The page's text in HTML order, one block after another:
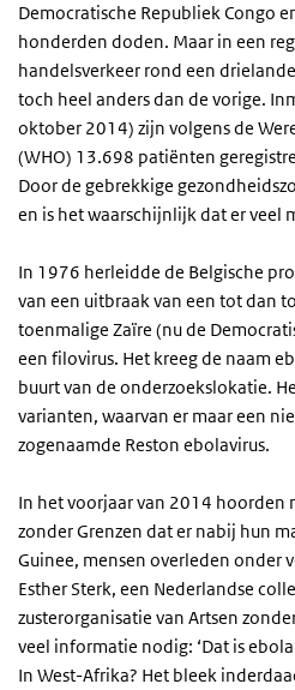
Democratische Republiek Congo
honderden doden. Maar in een
handelsverkeer rond een
toch heel anders dan de vorige.
oktober 2014) zijn volgens de
(WHO) 13.698 patiënten
Door de gebrekkige
en is het waarschijnlijk dat er veel
In 1976 herleidde de Belgische
van een uitbraak van een tot dan
toenmalige Zaïre (nu de
een filovirus. Het kreeg de naam
buurt van de onderzoekslokatie.
varianten, waarvan er maar een
zogenaamde Reston ebolavirus.
In het voorjaar van 2014 hoorden
zonder Grenzen dat er nabij hun
Guinee, mensen overleden onder
Esther Sterk, een Nederlandse
zusterorganisatie van Artsen
veel informatie nodig: ‘Dat is
In West-Afrika? Het bleek